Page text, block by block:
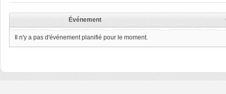
Événement
Il n'y a pas d'événement planifié pour le moment.